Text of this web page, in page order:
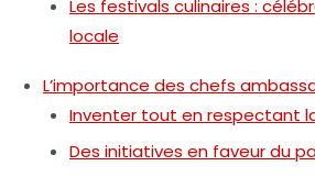
Les festivals culinaires :
locale
L’importance des chefs
Inventer tout en respectant
Des initiatives en faveur du